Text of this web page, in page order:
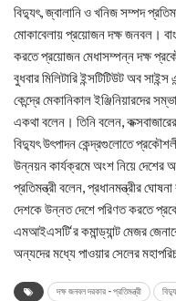
বিদ্যুৎ, জ্বালানি ও খনিজ সম্পদ
মোকাবেলায় প্রয়োজন দক্ষ জনবল।
করতে প্রয়োজন মেধাসম্পন্ন দক্ষ
বুধবার মিলিটারি ইন্সটিটিউট অব
কেন্দ্রে মেকানিকাল ইঞ্জিনিয়ারদের
একথা বলেন। তিনি বলেন,
বিদ্যুৎ উৎপাদন কেন্দ্রগুলোতে
উন্নয়ন কার্যক্রমে অংশ নিয়ে দেশের
প্রতিমন্ত্রী বলেন, প্রধানমন্ত্রীর
দেশকে উন্নত দেশে পরিণত করতে
এমআইএসটি‘র কমান্ড্যান্ট মেজর
অন্যদের মধ্যে পাওয়ার সেলের
দক্ষ জনবল দরকার - প্রতিমন্ত্রী